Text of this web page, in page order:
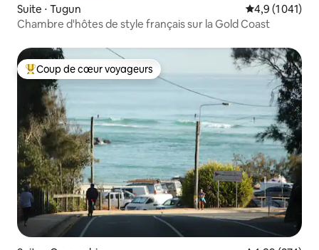
Suite ⋅ Tugun Évaluation
4,9 (1 041)
Chambre d'hôtes de style français sur la Gold Coast
Coups de cœur voyageurs les plus appréciés
Coup de cœur voyageurs